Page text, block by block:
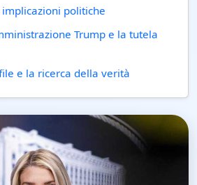
implicazioni politiche
Trump e la tutela
e la ricerca della verità